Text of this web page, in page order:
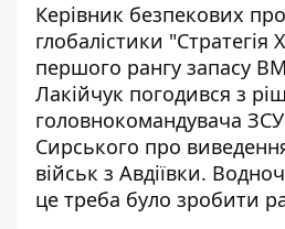
Керівник безпекових
глобалістики "Стратегія
першого рангу запасу
Лакійчук погодився з
головнокомандувача
Сирського про
військ з Авдіївки.
це треба було зробити